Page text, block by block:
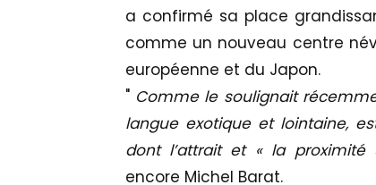
a confirmé sa place
comme un nouveau centre
européenne et du Japon.
" Comme le soulignait
langue exotique et lointaine,
dont l’attrait et « la
encore Michel Barat.